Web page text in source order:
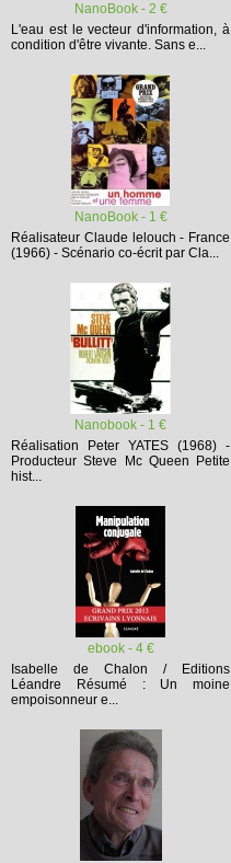
NanoBook - 2 €
L'eau est le vecteur d'information, à
condition d'être vivante. Sans e...
NanoBook - 1 €
Réalisateur Claude lelouch - France
(1966) - Scénario co-écrit par Cla...
Nanobook - 1 €
Réalisation Peter YATES (1968) -
Producteur Steve Mc Queen
Petite
hist...
ebook - 4 €
Isabelle de Chalon / Editions
Léandre
Résumé :
Un moine
empoisonneur e...